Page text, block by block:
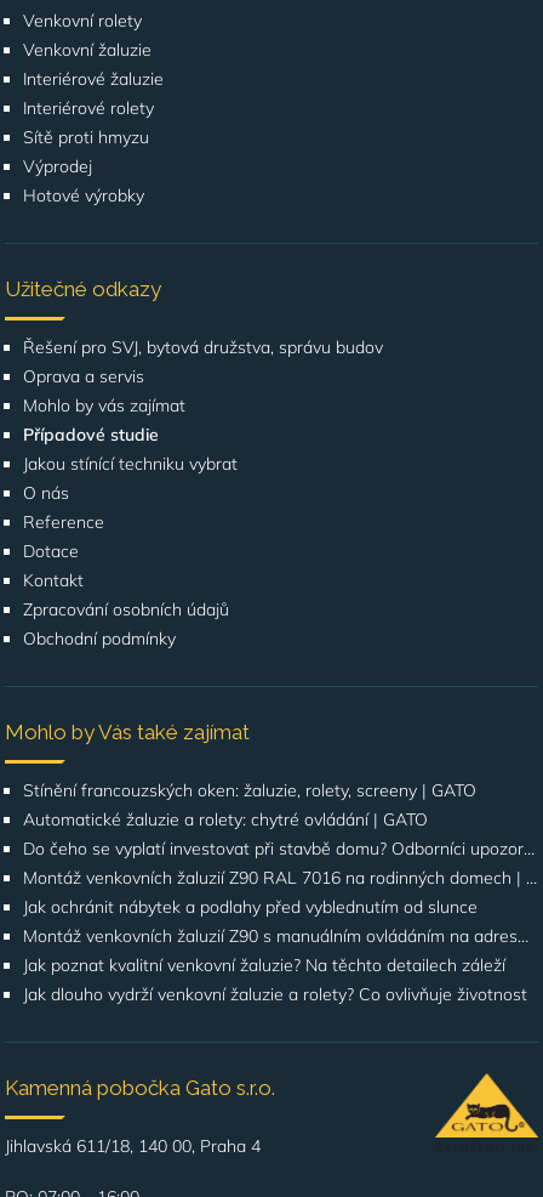
Venkovní rolety
Venkovní žaluzie
Interiérové žaluzie
Interiérové rolety
Sítě proti hmyzu
Výprodej
Hotové výrobky
Užitečné odkazy
Řešení pro SVJ, bytová družstva, správu budov
Oprava a servis
Mohlo by vás zajímat
Případové studie
Jakou stínící techniku vybrat
O nás
Reference
Dotace
Kontakt
Zpracování osobních údajů
Obchodní podmínky
Mohlo by Vás také zajímat
Stínění francouzských oken: žaluzie, rolety, screeny | GATO
Automatické žaluzie a rolety: chytré ovládání | GATO
Do čeho se vyplatí investovat při stavbě domu? Odborníci upozorňují na stínění oken
Montáž venkovních žaluzií Z90 RAL 7016 na rodinných domech | Případová studie
Jak ochránit nábytek a podlahy před vyblednutím od slunce
Montáž venkovních žaluzií Z90 s manuálním ovládáním na adrese Štúrova, Praha 4
Jak poznat kvalitní venkovní žaluzie? Na těchto detailech záleží
Jak dlouho vydrží venkovní žaluzie a rolety? Co ovlivňuje životnost
Kamenná pobočka Gato s.r.o.
Jihlavská 611/18, 140 00, Praha 4